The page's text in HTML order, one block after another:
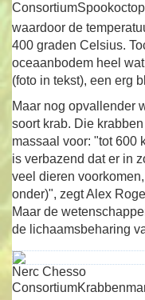
waardoor de
400 graden Celsius.
oceaanbodem heel
(foto in tekst), een erg
Maar nog opvallender
soort krab. Die
massaal voor: "tot 600
is verbazend dat er in
veel dieren
onder)", zegt Alex
Maar de
de lichaamsbeharing
Nerc Chesso